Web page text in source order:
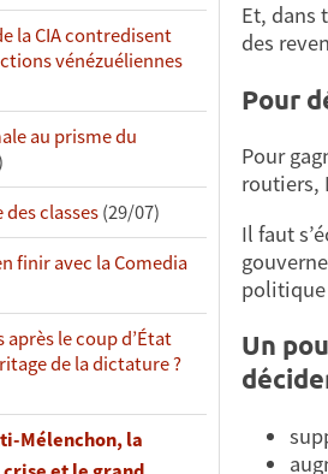
la CIA contredisent
vénézuéliennes
au prisme du
classes(29/07)
finir avec la Comedia
après le coup d’État
de la dictature ?
Mélenchon, la
Et, dans
des
Pour
Pour
routiers,
Il faut
politique
Un